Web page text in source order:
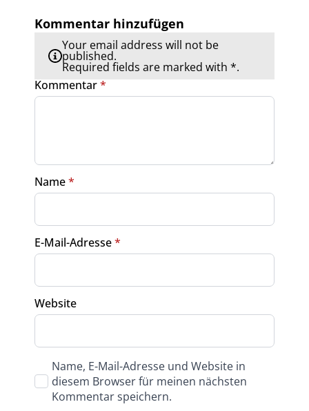
Kommentar hinzufügen
Your email address will not be
published.
Required fields are marked with *.
Kommentar*
Name*
E-Mail-Adresse*
Website
Name, E-Mail-Adresse und Website in
diesem Browser für meinen nächsten
Kommentar speichern.